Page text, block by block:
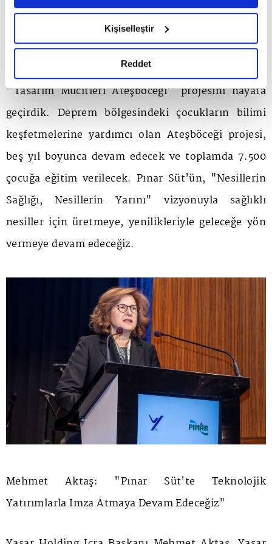
6698 sayılı Kişisel Verilerin Korunması Kanunu uyarınca
okumak ve sitemizi ziyaretiniz kapsamında
gerçekleştirilen veri işleme faaliyetleri ile ilgili daha
detaylı bilgi almak için lütfentıklayınız.
Kişiselleştir
Reddet
ulaştırıyoruz. Sosyal sorumluluk çalışmalarımızla
da topluma değer katıyoruz. Adıyaman ve
çevresinde meydana gelen deprem sonrası Türkiye
Eğitim Gönüllüleri Vakfı (TEGV) iş birliğiyle
''Tasarım Mucitleri Ateşböceği'' projesini hayata
geçirdik. Deprem bölgesindeki çocukların bilimi
keşfetmelerine yardımcı olan Ateşböceği projesi,
beş yıl boyunca devam edecek ve toplamda 7.500
çocuğa eğitim verilecek. Pınar Süt'ün, "Nesillerin
Sağlığı, Nesillerin Yarını" vizyonuyla sağlıklı
nesiller için üretmeye, yenilikleriyle geleceğe yön
vermeye devam edeceğiz.
Mehmet Aktaş: "Pınar Süt'te Teknolojik
Yatırımlarla İmza Atmaya Devam Edeceğiz"